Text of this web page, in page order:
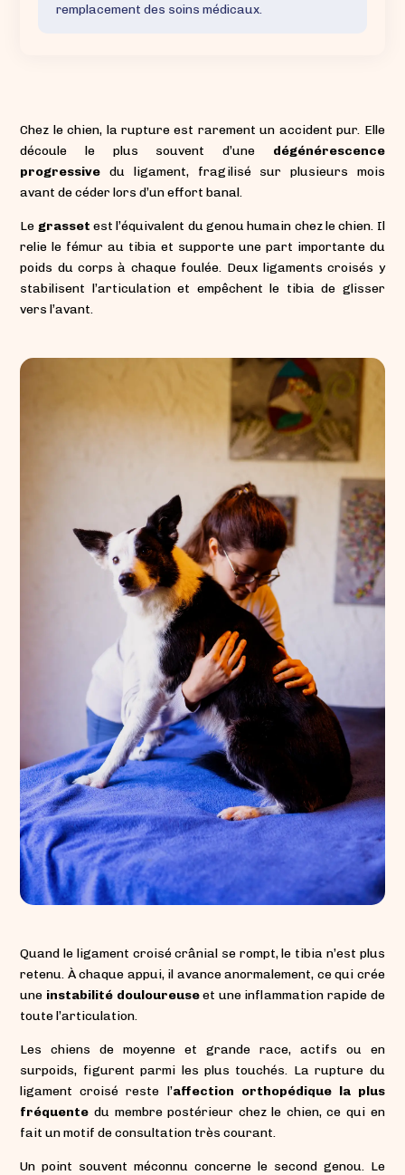
remplacement des soins médicaux.
Chez le chien, la rupture est rarement un accident pur. Elle
découle le plus souvent d’une dégénérescence
progressive du ligament, fragilisé sur plusieurs mois
avant de céder lors d’un effort banal.
Le grasset est l’équivalent du genou humain chez le chien. Il
relie le fémur au tibia et supporte une part importante du
poids du corps à chaque foulée. Deux ligaments croisés y
stabilisent l’articulation et empêchent le tibia de glisser
vers l’avant.
Quand le ligament croisé crânial se rompt, le tibia n’est plus
retenu. À chaque appui, il avance anormalement, ce qui crée
une instabilité douloureuseet une inflammation rapide de
toute l’articulation.
Les chiens de moyenne et grande race, actifs ou en
surpoids, figurent parmi les plus touchés. La rupture du
ligament croisé reste l’affection orthopédique la plus
fréquente du membre postérieur chez le chien, ce qui en
fait un motif de consultation très courant.
Un point souvent méconnu concerne le second genou. Le